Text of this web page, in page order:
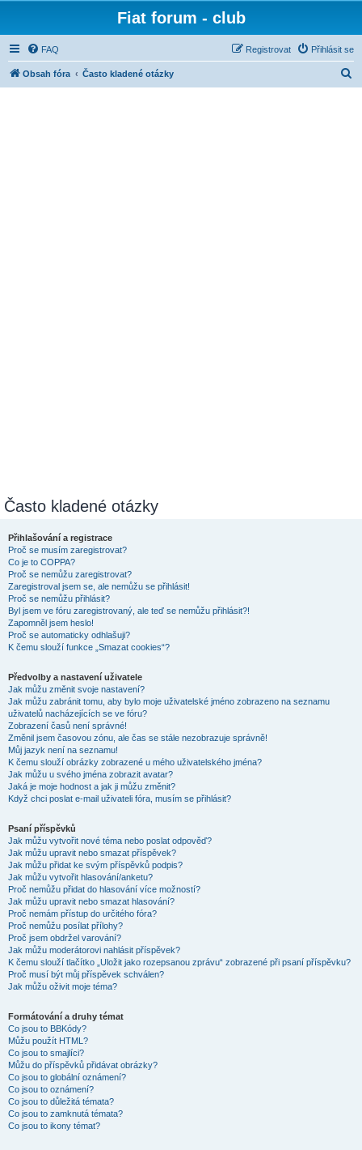
Fiat forum - club
FAQ Přihlásit se
Registrovat
Obsah fóra Často kladené otázky
Často kladené otázky
Přihlašování a registrace
Proč se musím zaregistrovat?
Co je to COPPA?
Proč se nemůžu zaregistrovat?
Zaregistroval jsem se, ale nemůžu se přihlásit!
Proč se nemůžu přihlásit?
Byl jsem ve fóru zaregistrovaný, ale teď se nemůžu přihlásit?!
Zapomněl jsem heslo!
Proč se automaticky odhlašuji?
K čemu slouží funkce „Smazat cookies“?
Předvolby a nastavení uživatele
Jak můžu změnit svoje nastavení?
Jak můžu zabránit tomu, aby bylo moje uživatelské jméno zobrazeno na seznamu
uživatelů nacházejících se ve fóru?
Zobrazení časů není správné!
Změnil jsem časovou zónu, ale čas se stále nezobrazuje správně!
Můj jazyk není na seznamu!
K čemu slouží obrázky zobrazené u mého uživatelského jména?
Jak můžu u svého jména zobrazit avatar?
Jaká je moje hodnost a jak ji můžu změnit?
Když chci poslat e-mail uživateli fóra, musím se přihlásit?
Psaní příspěvků
Jak můžu vytvořit nové téma nebo poslat odpověď?
Jak můžu upravit nebo smazat příspěvek?
Jak můžu přidat ke svým příspěvků podpis?
Jak můžu vytvořit hlasování/anketu?
Proč nemůžu přidat do hlasování více možností?
Jak můžu upravit nebo smazat hlasování?
Proč nemám přístup do určitého fóra?
Proč nemůžu posílat přílohy?
Proč jsem obdržel varování?
Jak můžu moderátorovi nahlásit příspěvek?
K čemu slouží tlačítko „Uložit jako rozepsanou zprávu“ zobrazené při psaní příspěvku?
Proč musí být můj příspěvek schválen?
Jak můžu oživit moje téma?
Formátování a druhy témat
Co jsou to BBKódy?
Můžu použít HTML?
Co jsou to smajlíci?
Můžu do příspěvků přidávat obrázky?
Co jsou to globální oznámení?
Co jsou to oznámení?
Co jsou to důležitá témata?
Co jsou to zamknutá témata?
Co jsou to ikony témat?